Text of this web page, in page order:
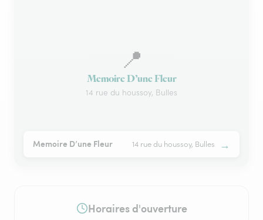
📍
Memoire D’une Fleur
14 rue du houssoy, Bulles
Memoire D’une Fleur 14 rue du houssoy, Bulles →
Horaires d'ouverture